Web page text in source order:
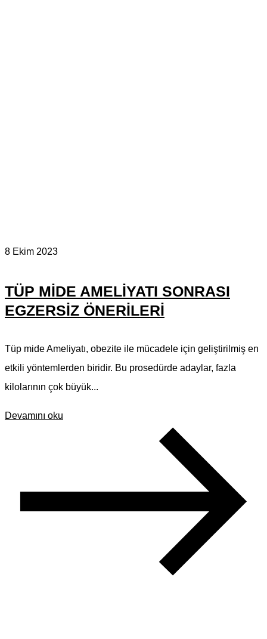
8 Ekim 2023
TÜP MIDE AMELIYATI SONRASI
EGZERSIZ ÖNERILERI
Tüp mide Ameliyatı, obezite ile mücadele için geliştirilmiş en
etkili yöntemlerden biridir. Bu prosedürde adaylar, fazla
kilolarının çok büyük...
Devamını oku